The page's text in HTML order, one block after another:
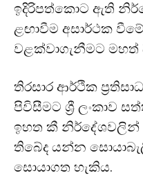
ඉදිරිපත්කොට ඇති
ළඟාවීම අසාර්ථක
වළක්වාගැනීමට
තිරසාර ආර්ථික
පිවිසීමට ශ්‍රී ලංකාව
ඉහත කී නිර්දේශවලින්
තිබේද යන්න
සොයාගත හැකිය.